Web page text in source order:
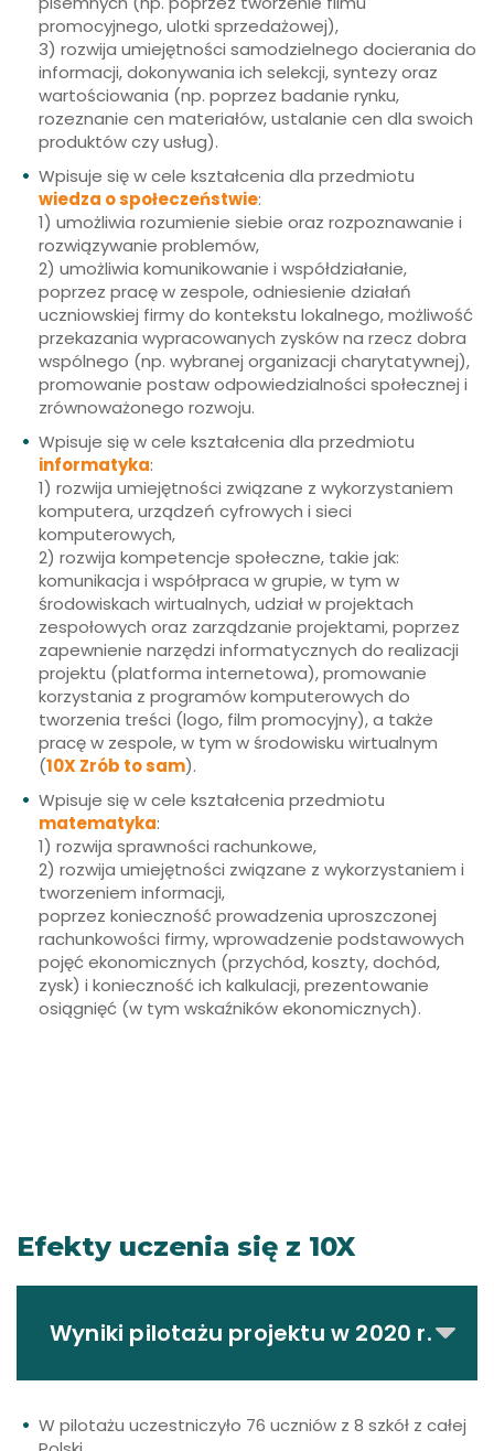
promocyjnego, ulotki sprzedażowej),
3) rozwija umiejętności samodzielnego docierania do
informacji, dokonywania ich selekcji, syntezy oraz
wartościowania (np. poprzez badanie rynku,
rozeznanie cen materiałów, ustalanie cen dla swoich
produktów czy usług).
Wpisuje się w cele kształcenia dla przedmiotu
wiedza o społeczeństwie:
1) umożliwia rozumienie siebie oraz rozpoznawanie i
rozwiązywanie problemów,
2) umożliwia komunikowanie i współdziałanie,
poprzez pracę w zespole, odniesienie działań
uczniowskiej firmy do kontekstu lokalnego, możliwość
przekazania wypracowanych zysków na rzecz dobra
wspólnego (np. wybranej organizacji charytatywnej),
promowanie postaw odpowiedzialności społecznej i
zrównoważonego rozwoju.
Wpisuje się w cele kształcenia dla przedmiotu
informatyka:
1) rozwija umiejętności związane z wykorzystaniem
komputera, urządzeń cyfrowych i sieci
komputerowych,
2) rozwija kompetencje społeczne, takie jak:
komunikacja i współpraca w grupie, w tym w
środowiskach wirtualnych, udział w projektach
zespołowych oraz zarządzanie projektami, poprzez
zapewnienie narzędzi informatycznych do realizacji
projektu (platforma internetowa), promowanie
korzystania z programów komputerowych do
tworzenia treści (logo, film promocyjny), a także
pracę w zespole, w tym w środowisku wirtualnym
(10X Zrób to sam).
Wpisuje się w cele kształcenia przedmiotu
matematyka:
1) rozwija sprawności rachunkowe,
2) rozwija umiejętności związane z wykorzystaniem i
tworzeniem informacji,
poprzez konieczność prowadzenia uproszczonej
rachunkowości firmy, wprowadzenie podstawowych
pojęć ekonomicznych (przychód, koszty, dochód,
zysk) i konieczność ich kalkulacji, prezentowanie
osiągnięć (w tym wskaźników ekonomicznych).
Efekty uczenia się z 10X
Wyniki pilotażu projektu w 2020 r.
W pilotażu uczestniczyło 76 uczniów z 8 szkół z całej